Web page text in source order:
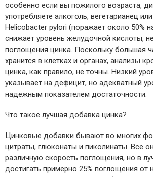
особенно если вы пожилого возраста,
употребляете алкоголь, вегетарианец
Helicobacter pylori (поражает около 50%
снижает уровень желудочной кислоты,
поглощения цинка. Поскольку большая
хранится в клетках и органах, анализы
цинка, как правило, не точны. Низкий
указывает на дефицит, но адекватный
надежным показателем достаточности.
Что такое лучшая добавка цинка?
Цинковые добавки бывают во многих
цитраты, глюконаты и пиколинаты. Все
различную скорость поглощения, но в
достигать примерно 25% поглощения от